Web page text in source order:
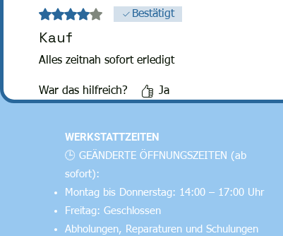
Mit 4 von 5 Sternen bewertet.
Bestätigt
Kauf
Alles zeitnah sofort erledigt
War das hilfreich? Ja
WERKSTATTZEITEN
🕒 GEÄNDERTE ÖFFNUNGSZEITEN (ab
sofort):
Montag bis Donnerstag: 14:00 – 17:00 Uhr
Freitag: Geschlossen
Abholungen, Reparaturen und Schulungen